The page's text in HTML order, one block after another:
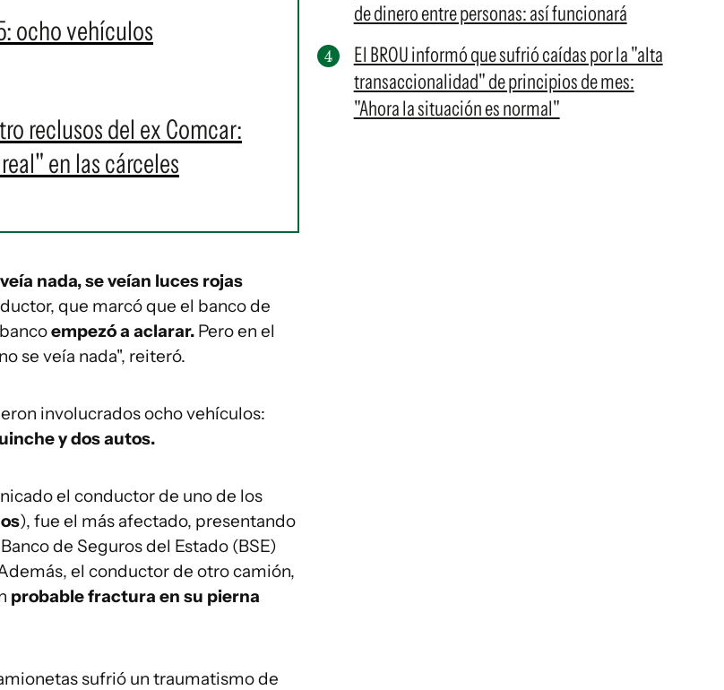
ocho vehículos
reclusos del ex Comcar:
en las cárceles
nada, se veían luces rojas
que marcó que el banco de
empezó a aclarar. Pero en el
se veía nada", reiteró.
involucrados ocho vehículos:
y dos autos.
el conductor de uno de los
), fue el más afectado, presentando
de Seguros del Estado (BSE)
el conductor de otro camión,
probable fractura en su pierna
sufrió un traumatismo de
de dinero entre personas: así funcionará
El BROU informó que sufrió caídas por la "alta
transaccionalidad" de principios de mes:
"Ahora la situación es normal"